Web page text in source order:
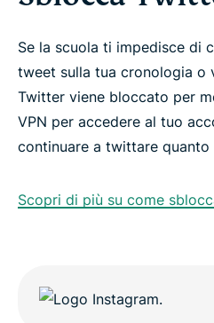
Se la scuola ti impedisce di
tweet sulla tua cronologia o
Twitter viene bloccato per
VPN per accedere al tuo
continuare a twittare quanto
Scopri di più su come